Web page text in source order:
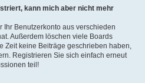
kann mich aber nicht mehr
Ihr Benutzerkonto aus verschieden
Außerdem löschen viele Boards
Zeit keine Beiträge geschrieben haben,
Registrieren Sie sich einfach erneut
teil!